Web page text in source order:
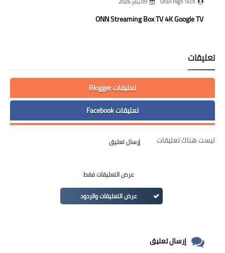
ONN Streaming Box TV 4K Google TV
تعليقات
تعليقات Blogger
تعليقات Facebook
ليست هناك تعليقات إرسال تعليق
عرض التعليقات فقط
عرض التعليقات والردود
إرسال تعليق